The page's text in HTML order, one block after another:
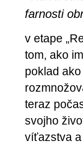
farnosti
v etape
tom, ako
poklad
teraz
svojho
víťazstva